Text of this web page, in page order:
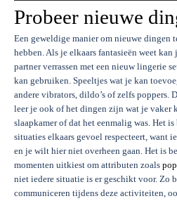
Probeer nieuwe
Een geweldige manier om nieuwe dingen
hebben. Als je elkaars fantasieën weet
partner verrassen met een nieuw lingerie
kan gebruiken. Speeltjes wat je kan
andere vibrators, dildo’s of zelfs poppers.
leer je ook of het dingen zijn wat je vaker
slaapkamer of dat het eenmalig was. Het
situaties elkaars gevoel respecteert, want
en je wilt hier niet overheen gaan. Het is
momenten uitkiest om attributen zoals
niet iedere situatie is er geschikt voor. Zo
communiceren tijdens deze activiteiten,